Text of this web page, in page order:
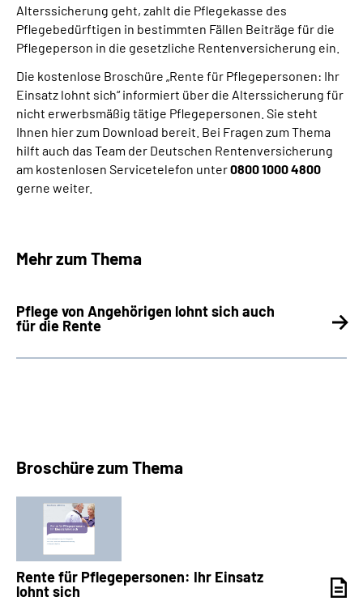
Suche
Language
Inhalte in Gebärdensprache (DGS)
Leichte Sprache
Alterssicherung geht, zahlt die Pflegekasse des
Pflegebedürftigen in bestimmten Fällen Beiträge für die
Pflegeperson in die gesetzliche Rentenversicherung ein.
Die kostenlose Broschüre „Rente für Pflegepersonen: Ihr
Einsatz lohnt sich“ informiert über die Alterssicherung für
nicht erwerbsmäßig tätige Pflegepersonen. Sie steht
Ihnen hier zum Download bereit. Bei Fragen zum Thema
hilft auch das Team der Deutschen Rentenversicherung
am kostenlosen Servicetelefon unter0800 1000 4800
gerne weiter.
Mehr zum Thema
Pflege von Angehörigen lohnt sich auch
für die Rente
Broschüre zum Thema
Rente für Pflegepersonen: Ihr Einsatz
lohnt sich